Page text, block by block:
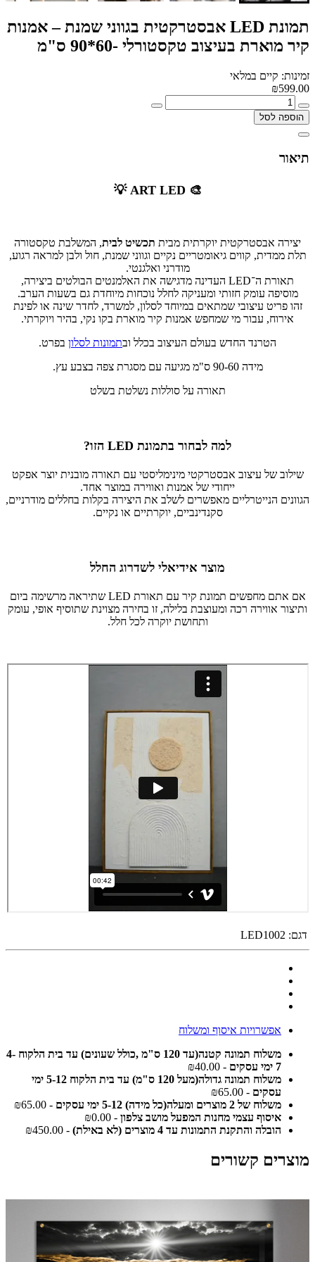
תמונת LED אבסטרקטית בגווני שמנת – אמנות
קיר מוארת בעיצוב טקסטורלי -60*90 ס"מ
זמינות: קיים במלאי
₪599.00
הוספה לסל
תיאור
🎨 ART LED 💡
יצירה אבסטרקטית יוקרתית מבית תכשיט לבית, המשלבת טקסטורה
תלת ממדית, קווים גיאומטריים נקיים וגווני שמנת, חול ולבן למראה רגוע,
מודרני ואלגנטי.
תאורת ה־LED העדינה מדגישה את האלמנטים הבולטים ביצירה,
מוסיפה עומק חזותי ומעניקה לחלל נוכחות מיוחדת גם בשעות הערב.
זהו פריט עיצובי שמתאים במיוחד לסלון, למשרד, לחדר שינה או לפינת
אירוח, עבור מי שמחפש אמנות קיר מוארת בקו נקי, בהיר ויוקרתי.
הטרנד החדש בעולם העיצוב בכלל ובתמונות לסלון בפרט.
מידה 90-60 ס"מ מגיעה עם מסגרת צפה בצבע עץ.
תאורה על סוללות נשלטת בשלט
למה לבחור בתמונת LED הזו?
שילוב של עיצוב אבסטרקטי מינימליסטי עם תאורה מובנית יוצר אפקט
ייחודי של אמנות ואווירה במוצר אחד.
הגוונים הנייטרליים מאפשרים לשלב את היצירה בקלות בחללים מודרניים,
סקנדינביים, יוקרתיים או נקיים.
מוצר אידיאלי לשדרוג החלל
אם אתם מחפשים תמונת קיר עם תאורת LED שתיראה מרשימה ביום
ותיצור אווירה רכה ומעוצבת בלילה, זו בחירה מצוינת שתוסיף אופי, עומק
ותחושת יוקרה לכל חלל.
דגם: LED1002
אפשרויות איסוף ומשלוח
משלוח תמונה קטנה(עד 120 ס"מ ,כולל שעונים) עד בית הלקוח 4-
7 ימי עסקים
- ₪40.00
משלוח תמונה גדולה(מעל 120 ס"מ) עד בית הלקוח 5-12 ימי
עסקים - ₪65.00
משלוח של 2 מוצרים ומעלה(כל מידה) 5-12 ימי עסקים
- ₪65.00
איסוף עצמי מחנות המפעל מושב צלפון - ₪0.00
הובלה והתקנת התמונות עד 4 מוצרים (לא באילת)
- ₪450.00
מוצרים קשורים